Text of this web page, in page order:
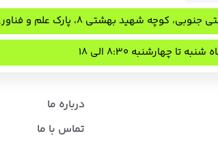
کوچه شهید بهشتی 8، پارک علم و فناوری
تا چهارشنبه 8:30 الی 18
درباره ما
تماس با ما